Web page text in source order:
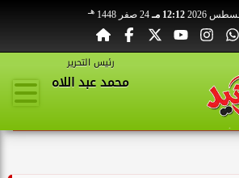
12:12 مـ 24 صفر 1448 هـ
رئيس التحرير
محمد عبد اللاه